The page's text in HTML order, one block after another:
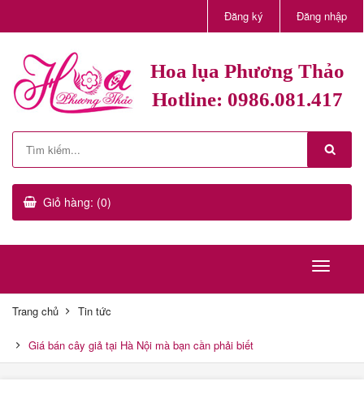
Đăng ký Đăng nhập
Hoa lụa Phương Thảo
Hotline: 0986.081.417
Giỏ hàng: (0)
Trang chủ Tin tức
Giá bán cây giả tại Hà Nội mà bạn cần phải biết